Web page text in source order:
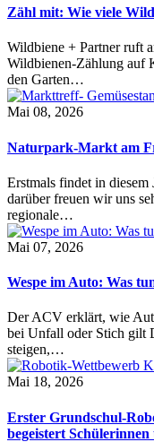
Zähl mit: Wie viele
Wildbiene + Partner ruft
Wildbienen-Zählung auf
den Garten…
Mai 08, 2026
Naturpark-Markt am
Erstmals findet in
darüber freuen wir uns
regionale…
Mai 07, 2026
Wespe im Auto: Was
Der ACV erklärt, wie
bei Unfall oder Stich gilt
steigen,…
Mai 18, 2026
Erster Grundschul-
begeistert